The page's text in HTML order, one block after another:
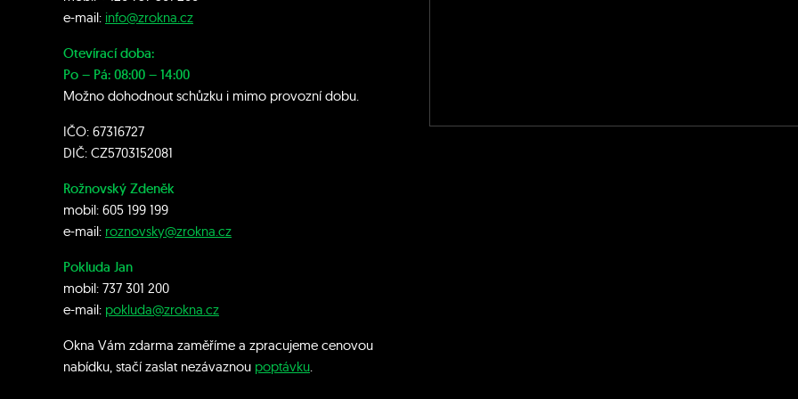
e-mail: info@zrokna.cz
Otevírací doba:
Po – Pá: 08:00 – 14:00
Možno dohodnout schůzku i mimo provozní dobu.
IČO: 67316727
DIČ: CZ5703152081
Rožnovský Zdeněk
mobil: 605 199 199
e-mail: roznovsky@zrokna.cz
Pokluda Jan
mobil: 737 301 200
e-mail: pokluda@zrokna.cz
Okna Vám zdarma zaměříme a zpracujeme cenovou
nabídku, stačí zaslat nezávaznou poptávku.